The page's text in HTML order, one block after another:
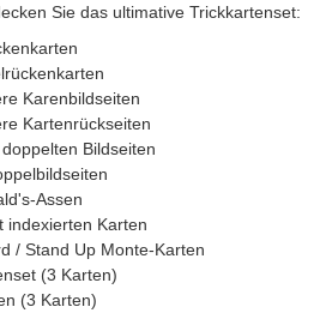
Sie das ultimative Trickkartenset:
Karenbildseiten
Kartenrückseiten
Bildseiten
Assen
indexierten Karten
/ Stand Up Monte-Karten
(3 Karten)
(3 Karten)